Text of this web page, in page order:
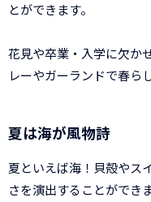
とができます。
花見や卒業・入学に欠か
レーやガーランドで春ら
夏は海が風物詩
夏といえば海！貝殻やス
さを演出することができ